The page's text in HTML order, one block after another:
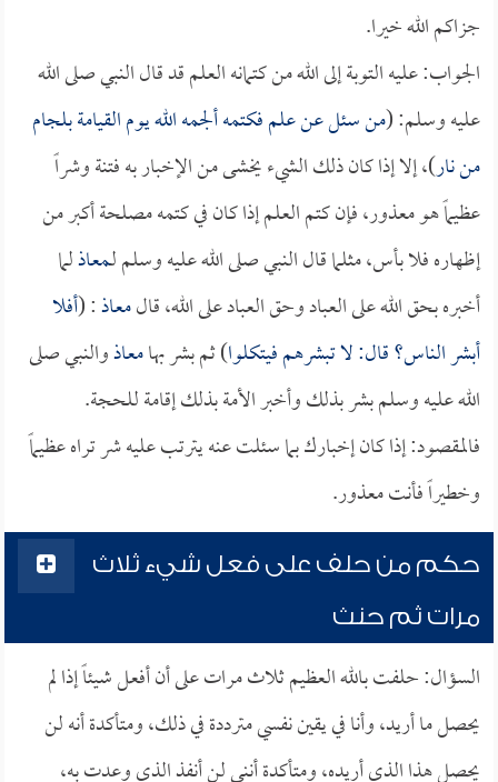
جزاكم الله خيرا.
الجواب: عليه التوبة إلى الله من كتمانه العلم قد قال النبي صلى الله
عليه وسلم: (من سئل عن علم فكتمه ألجمه الله يوم القيامة بلجام
من نار)، إلا إذا كان ذلك الشيء يخشى من الإخبار به فتنة وشراً
عظيماً هو معذور، فإن كتم العلم إذا كان في كتمه مصلحة أكبر من
إظهاره فلا بأس، مثلما قال النبي صلى الله عليه وسلم لـمعاذلما
أخبره بحق الله على العباد وحق العباد على الله، قالمعاذ: (أفلا
أبشر الناس؟ قال: لا تبشرهم فيتكلوا) ثم بشر بهامعاذوالنبي صلى
الله عليه وسلم بشر بذلك وأخبر الأمة بذلك إقامة للحجة.
فالمقصود: إذا كان إخبارك بما سئلت عنه يترتب عليه شر تراه عظيماً
وخطيراً فأنت معذور.
حكم من حلف على فعل شيء ثلاث
مرات ثم حنث
السؤال: حلفت بالله العظيم ثلاث مرات على أن أفعل شيئاً إذا لم
يحصل ما أريد، وأنا في يقين نفسي مترددة في ذلك، ومتأكدة أنه لن
يحصل هذا الذي أريده، ومتأكدة أنني لن أنفذ الذي وعدت به،